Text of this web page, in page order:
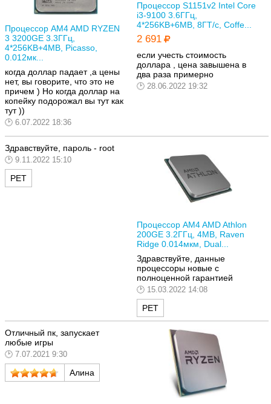
Процессор AM4 AMD RYZEN
3 3200GE 3.3ГГц,
4*256KB+4MB, Picasso,
0.012мк...
когда доллар падает ,а цены
нет, вы говорите, что это не
причем ) Но когда доллар на
копейку подорожал вы тут как
тут ))
6.07.2022 18:36
Процессор S1151v2 Intel Core
i3-9100 3.6ГГц,
4*256KB+6MB, 8ГТ/с, Coffe...
2 691
если учесть стоимость
доллара , цена завышена в
два раза примерно
28.06.2022 19:32
Здравствуйте, пароль - root
9.11.2022 15:10
РЕТ
Процессор AM4 AMD Athlon
200GE 3.2ГГц, 4MB, Raven
Ridge 0.014мкм, Dual...
Здравствуйте, данные
процессоры новые с
полноценной гарантией
15.03.2022 14:08
РЕТ
Отличный пк, запускает
любые игры
7.07.2021 9:30
Алина